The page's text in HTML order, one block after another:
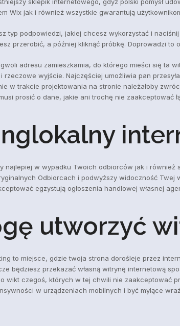
Wix jak i również wszystkie gwarantują
typ podpowiedzi, jakiej chcesz wykorzystać i
przerobić, a później kliknąć próbkę. Doprowadzi
gwoli adresu zamieszkamia, do którego mieści się ta
rzeczowe wyjście. Najczęściej umożliwia pan
w trakcie projektowania na stronie należałoby
prosić o dane, jakie ani trochę nie zaakceptować
najlepiej w wypadku Twoich odbiorców jak i
Odbiorcach i podwyższy widoczność Twej
egzystują ogłoszenia handlowej własnej
utworzyć
to miejsce, gdzie twoja strona dorośleje przez
będziesz przekazać własną witrynę internetową
wikt czegoś, których w tej chwili nie zaakceptować
w urządzeniach mobilnych i być mylące